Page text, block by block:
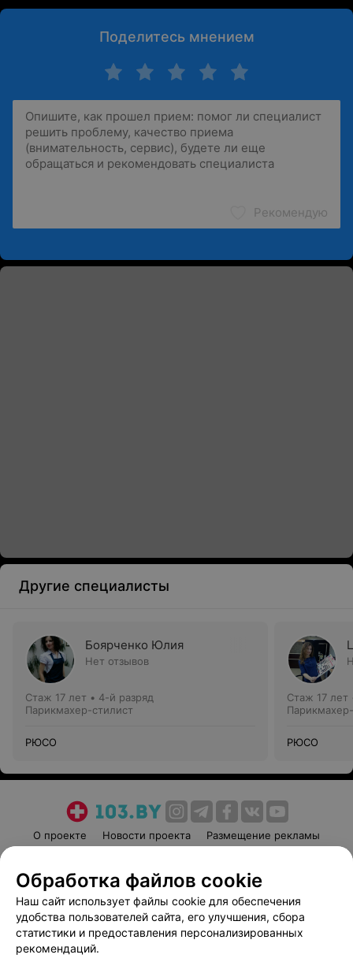
Поделитесь мнением
Рекомендую
Другие специалисты
Боярченко Юлия
Нет отзывов
Стаж 17 лет • 4-й разряд
Парикмахер-стилист
РЮСО
Стаж 17 лет
РЮСО
О проекте Новости проекта
Размещение рекламы
Пользовательское соглашение
Способы оплаты
Вакансии
Партнеры
Написать руководителю 103.by
Обработка файлов cookie
Наш сайт использует файлы cookie для обеспечения
удобства пользователей сайта, его улучшения, сбора
статистики и предоставления персонализированных
рекомендаций.